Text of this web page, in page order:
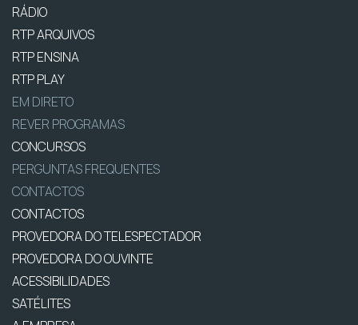
RÁDIO
RTP ARQUIVOS
RTP ENSINA
RTP PLAY
EM DIRETO
REVER PROGRAMAS
CONCURSOS
PERGUNTAS FREQUENTES
CONTACTOS
CONTACTOS
PROVEDORA DO TELESPECTADOR
PROVEDORA DO OUVINTE
ACESSIBILIDADES
SATÉLITES